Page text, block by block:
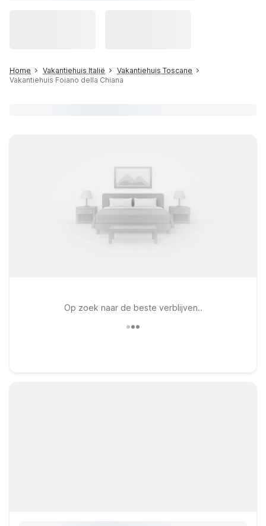
Home Vakantiehuis Italië
Vakantiehuis Toscane
Vakantiehuis Foiano della Chiana
Op zoek naar de beste verblijven..